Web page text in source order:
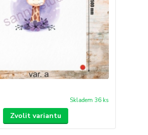
Skladem 36 ks
Zvolit variantu